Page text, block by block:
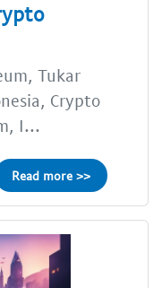
Tukar
Crypto
I...
Read more >>